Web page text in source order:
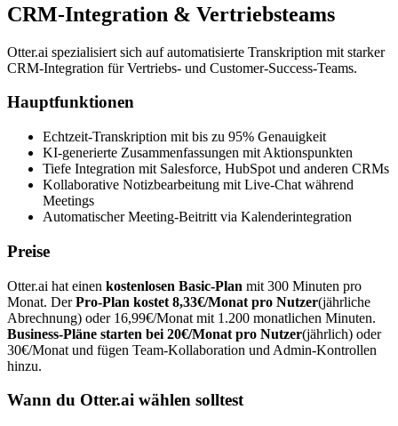
CRM-Integration & Vertriebsteams
Otter.ai spezialisiert sich auf automatisierte Transkription mit starker
CRM-Integration für Vertriebs- und Customer-Success-Teams.
Hauptfunktionen
Echtzeit-Transkription mit bis zu 95% Genauigkeit
KI-generierte Zusammenfassungen mit Aktionspunkten
Tiefe Integration mit Salesforce, HubSpot und anderen CRMs
Kollaborative Notizbearbeitung mit Live-Chat während
Meetings
Automatischer Meeting-Beitritt via Kalenderintegration
Preise
Otter.ai hat einen kostenlosen Basic-Plan mit 300 Minuten pro
Monat. DerPro-Plan kostet 8,33€/Monat pro Nutzer(jährliche
Abrechnung) oder 16,99€/Monat mit 1.200 monatlichen Minuten.
Business-Pläne starten bei 20€/Monat pro Nutzer(jährlich) oder
30€/Monat und fügen Team-Kollaboration und Admin-Kontrollen
hinzu.
Wann du Otter.ai wählen solltest